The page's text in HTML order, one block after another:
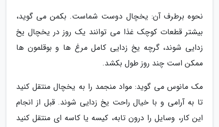
نحوه برطرف آن: یخچال دوست شماست. بکمن می گوید،
بیشتر قطعات کوچک غذا می توانند یک روز در یخچال یخ
زدایی شوند، گرچه یخ زدایی کامل مرغ ها و بوقلمون ها
ممکن است چند روز طول بکشد.
مک مانوس می گوید: مواد منجمد را به یخچال منتقل کنید
تا به آرامی و با خیال راحت یخ زدایی شوند. قبل از انجام
این کار، وسایل را درون تابه، کیسه یا کاسه ای منتقل کنید